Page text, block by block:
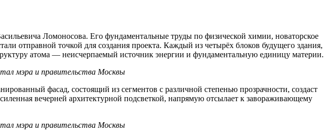
Ломоносова. Его фундаментальные труды по физической химии, новаторское
отправной точкой для создания проекта. Каждый из четырёх блоков будущего здания,
атома — неисчерпаемый источник энергии и фундаментальную единицу материи.
мэра и правительства Москвы
фасад, состоящий из сегментов с различной степенью прозрачности, создаст
вечерней архитектурной подсветкой, напрямую отсылает к завораживающему
мэра и правительства Москвы